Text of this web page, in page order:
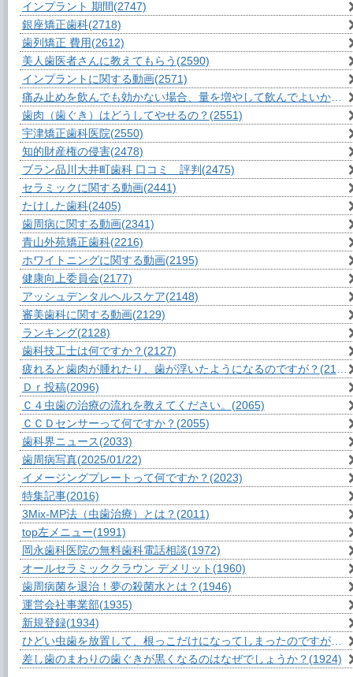
インプラント 期間(2747)
銀座矯正歯科(2718)
歯列矯正 費用(2612)
美人歯医者さんに教えてもらう (2590)
インプラントに関する動画(2571)
痛み止めを飲んでも効かない場合、量を増やして飲んでよいか？
歯肉（歯ぐき）はどうしてやせるの？ (2551)
宇津矯正歯科医院(2550)
知的財産権の侵害(2478)
ブラン品川大井町歯科 口コミ 評判 (2475)
セラミックに関する動画(2441)
たけした歯科(2405)
歯周病に関する動画(2341)
青山外苑矯正歯科(2216)
ホワイトニングに関する動画(2195)
健康向上委員会(2177)
アッシュデンタルヘルスケア(2148)
審美歯科に関する動画(2129)
ランキング(2128)
歯科技工士は何ですか？ (2127)
疲れると歯肉が腫れたり、歯が浮いたようになるのですが？ (2104)
Ｄｒ投稿(2096)
Ｃ４虫歯の治療の流れを教えてください。 (2065)
ＣＣＤセンサーって何ですか？ (2055)
歯科界ニュース(2033)
歯周病写真(2025/01/22)
イメージングプレートって何ですか？ (2023)
特集記事(2016)
3Mix-MP法（虫歯治療）とは？ (2011)
top左メニュー(1991)
岡永歯科医院の無料歯科電話相談(1972)
オールセラミッククラウン デメリット (1960)
歯周病菌を退治！夢の殺菌水とは？ (1946)
運営会社事業部(1935)
新規登録(1934)
ひどい虫歯を放置して、根っこだけになってしまったのですが？
差し歯のまわりの歯ぐきが黒くなるのはなぜでしょうか？ (1924)